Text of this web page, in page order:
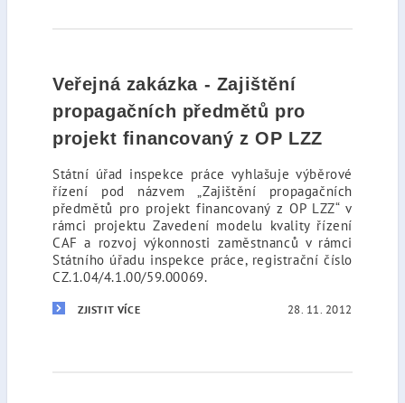
Veřejná zakázka - Zajištění
propagačních předmětů pro
projekt financovaný z OP LZZ
Státní úřad inspekce práce vyhlašuje výběrové
řízení pod názvem „Zajištění propagačních
předmětů pro projekt financovaný z OP LZZ“ v
rámci projektu Zavedení modelu kvality řízení
CAF a rozvoj výkonnosti zaměstnanců v rámci
Státního úřadu inspekce práce, registrační číslo
CZ.1.04/4.1.00/59.00069.
ZJISTIT VÍCE 28. 11. 2012